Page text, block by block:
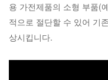
용 가전제품의 소형 부품(
적으로 절단할 수 있어 기
상시킵니다.